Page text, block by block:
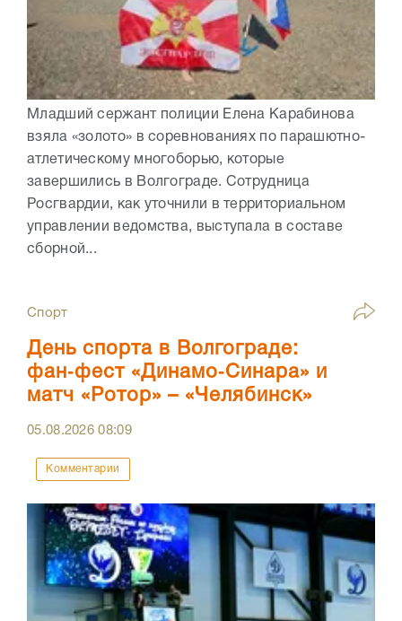
Младший сержант полиции Елена Карабинова
взяла «золото» в соревнованиях по парашютно-
атлетическому многоборью, которые
завершились в Волгограде. Сотрудница
Росгвардии, как уточнили в территориальном
управлении ведомства, выступала в составе
сборной...
Спорт
День спорта в Волгограде:
фан‑фест «Динамо‑Синара» и
матч «Ротор» – «Челябинск»
05.08.202608:09
Комментарии